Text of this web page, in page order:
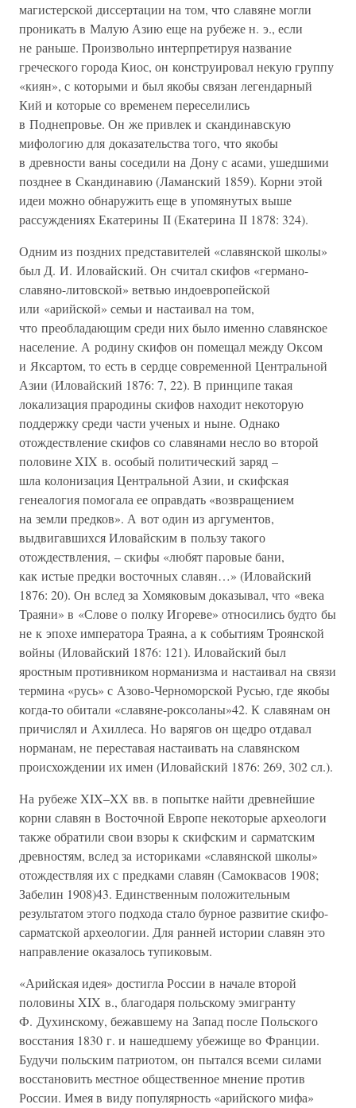
магистерской диссертации на том, что славяне могли
проникать в Малую Азию еще на рубеже н. э., если
не раньше. Произвольно интерпретируя название
греческого города Киос, он конструировал некую группу
«киян», с которыми и был якобы связан легендарный
Кий и которые со временем переселились
в Поднепровье. Он же привлек и скандинавскую
мифологию для доказательства того, что якобы
в древности ваны соседили на Дону с асами, ушедшими
позднее в Скандинавию (Ламанский 1859). Корни этой
идеи можно обнаружить еще в упомянутых выше
рассуждениях Екатерины II (Екатерина II 1878: 324).
Одним из поздних представителей «славянской школы»
был Д. И. Иловайский. Он считал скифов «германо-
славяно-литовской» ветвью индоевропейской
или «арийской» семьи и настаивал на том,
что преобладающим среди них было именно славянское
население. А родину скифов он помещал между Оксом
и Яксартом, то есть в сердце современной Центральной
Азии (Иловайский 1876: 7, 22). В принципе такая
локализация прародины скифов находит некоторую
поддержку среди части ученых и ныне. Однако
отождествление скифов со славянами несло во второй
половине XIX в. особый политический заряд –
шла колонизация Центральной Азии, и скифская
генеалогия помогала ее оправдать «возвращением
на земли предков». А вот один из аргументов,
выдвигавшихся Иловайским в пользу такого
отождествления, – скифы «любят паровые бани,
как истые предки восточных славян…» (Иловайский
1876: 20). Он вслед за Хомяковым доказывал, что «века
Траяни» в «Слове о полку Игореве» относились будто бы
не к эпохе императора Траяна, а к событиям Троянской
войны (Иловайский 1876: 121). Иловайский был
яростным противником норманизма и настаивал на связи
термина «русь» с Азово-Черноморской Русью, где якобы
когда-то обитали «славяне-роксоланы»42. К славянам он
причислял и Ахиллеса. Но варягов он щедро отдавал
норманам, не переставая настаивать на славянском
происхождении их имен (Иловайский 1876: 269, 302 сл.).
На рубеже XIX–XX вв. в попытке найти древнейшие
корни славян в Восточной Европе некоторые археологи
также обратили свои взоры к скифским и сарматским
древностям, вслед за историками «славянской школы»
отождествляя их с предками славян (Самоквасов 1908;
Забелин 1908)43. Единственным положительным
результатом этого подхода стало бурное развитие скифо-
сарматской археологии. Для ранней истории славян это
направление оказалось тупиковым.
«Арийская идея» достигла России в начале второй
половины XIX в., благодаря польскому эмигранту
Ф. Духинскому, бежавшему на Запад после Польского
восстания 1830 г. и нашедшему убежище во Франции.
Будучи польским патриотом, он пытался всеми силами
восстановить местное общественное мнение против
России. Имея в виду популярность «арийского мифа»